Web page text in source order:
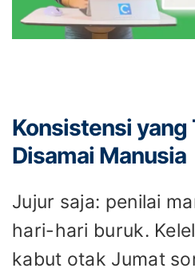
Konsistensi yang
Disamai Manusia
Jujur saja: penilai
hari-hari buruk.
kabut otak Jumat